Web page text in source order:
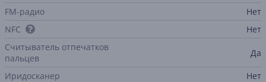
FM-радио
Нет
NFC
Нет
Считыватель отпечатков
пальцев
Да
Иридосканер
Нет